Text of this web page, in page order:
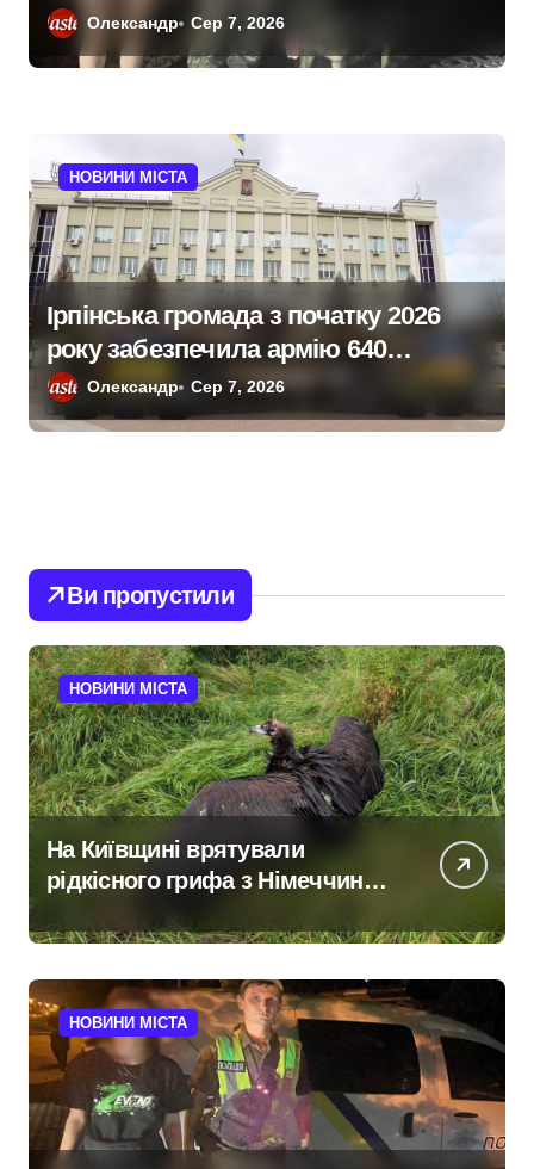
Олександр Сер 7, 2026
НОВИНИ МІСТА
Ірпінська громада з початку 2026
року забезпечила армію 640
одиницями техніки
Олександр Сер 7, 2026
Ви пропустили
НОВИНИ МІСТА
На Київщині врятували
рідкісного грифа з Німеччини,
НОВИНИ МІСТА